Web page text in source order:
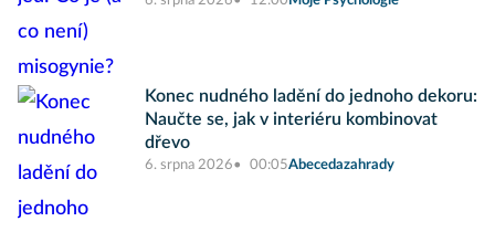
Konec nudného ladění do jednoho dekoru:
Naučte se, jak v interiéru kombinovat
dřevo
6. srpna 2026 00:05Abecedazahrady